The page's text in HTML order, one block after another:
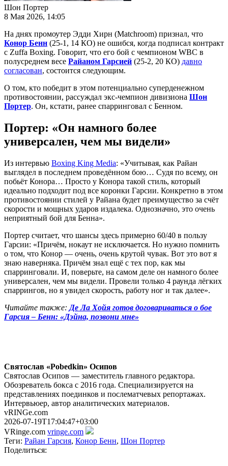
Шон Портер
8 Мая 2026, 14:05
На днях промоутер Эдди Хирн (Matchroom) признал, что
Конор Бенн (25-1, 14 КО) не ошибся, когда подписал контракт
с Zuffa Boxing. Говорит, что его бой с чемпионом WBC в
полусреднем весе Райаном Гарсией (25-2, 20 КО) давно
согласован, состоится следующим.
О том, кто победит в этом потенциально суперденежном
противостоянии, рассуждал экс-чемпион дивизиона Шон
Портер. Он, кстати, ранее спарринговал с Бенном.
Портер: «Он намного более
универсален, чем мы видели»
Из интервью Boxing King Media: «Учитывая, как Райан
выглядел в последнем проведённом бою… Судя по всему, он
побьёт Конора… Просто у Конора такой стиль, который
идеально подходит под все коронки Гарсии. Конкретно в этом
противостоянии стилей у Райана будет преимущество за счёт
скорости и мощных ударов издалека. Однозначно, это очень
неприятный бой для Бенна».
Портер считает, что шансы здесь примерно 60/40 в пользу
Гарсии: «Причём, нокаут не исключается. Но нужно помнить
о том, что Конор — очень, очень крутой чувак. Вот это вот я
знаю наверняка. Причём знал ещё с тех пор, как мы
спарринговали. И, поверьте, на самом деле он намного более
универсален, чем мы видели. Провели только 4 раунда лёгких
спаррингов, но я увидел скорость, работу ног и так далее».
Читайте также: Де Ла Хойя готов договариваться о бое
Гарсия – Бенн: «Дэйна, позвони мне»
Святослав «Pobedkin» Осипов
Святослав Осипов — заместитель главного редактора.
Обозреватель бокса с 2016 года. Специализируется на
представлениях поединков и послематчевых репортажах.
Интервьюер, автор аналитических материалов.
vRINGe.com
2026-07-19T17:04:47+03:00
VRinge.com vringe.com
Теги: Райан Гарсия, Конор Бенн, Шон Портер
Поделиться: